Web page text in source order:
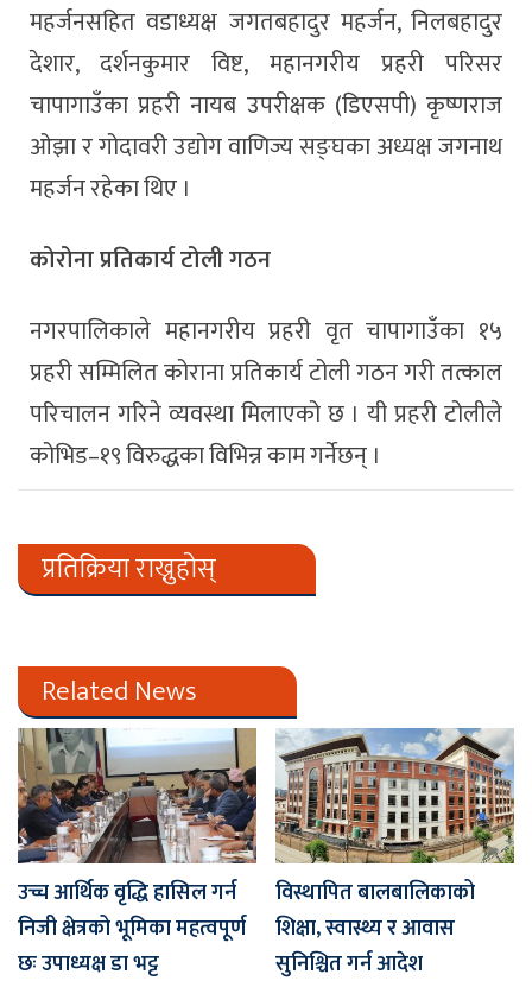
महर्जनसहित वडाध्यक्ष जगतबहादुर महर्जन, निलबहादुर
देशार, दर्शनकुमार विष्ट, महानगरीय प्रहरी परिसर
चापागाउँका प्रहरी नायब उपरीक्षक (डिएसपी) कृष्णराज
ओझा र गोदावरी उद्योग वाणिज्य सङ्घका अध्यक्ष जगनाथ
महर्जन रहेका थिए ।
कोरोना प्रतिकार्य टोली गठन
नगरपालिकाले महानगरीय प्रहरी वृत चापागाउँका १५
प्रहरी सम्मिलित कोराना प्रतिकार्य टोली गठन गरी तत्काल
परिचालन गरिने व्यवस्था मिलाएको छ । यी प्रहरी टोलीले
कोभिड–१९ विरुद्धका विभिन्न काम गर्नेछन् ।
प्रतिक्रिया राख्नुहोस्
Related News
उच्च आर्थिक वृद्धि हासिल गर्न
निजी क्षेत्रको भूमिका महत्वपूर्ण
छः उपाध्यक्ष डा भट्ट
विस्थापित बालबालिकाको
शिक्षा, स्वास्थ्य र आवास
सुनिश्चित गर्न आदेश